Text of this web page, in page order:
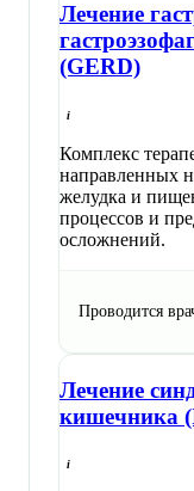
Лечение
(GERD)
Комплекс
направленных
желудка и
процессов и
осложнений.
Проводится
Лечение
кишечника